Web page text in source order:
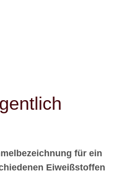
für ein
Eiweißstoffen